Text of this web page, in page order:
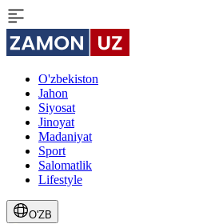
O'zbekiston
Jahon
Siyosat
Jinoyat
Madaniyat
Sport
Salomatlik
Lifestyle
O'ZB